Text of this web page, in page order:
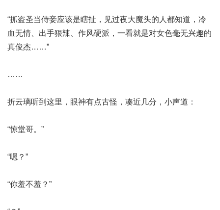
“抓盗圣当侍妾应该是瞎扯，见过夜大魔头的人都知道，冷
血无情、出手狠辣、作风硬派，一看就是对女色毫无兴趣的
真俊杰……”
……
折云璃听到这里，眼神有点古怪，凑近几分，小声道：
“惊堂哥。”
“嗯？”
“你羞不羞？”